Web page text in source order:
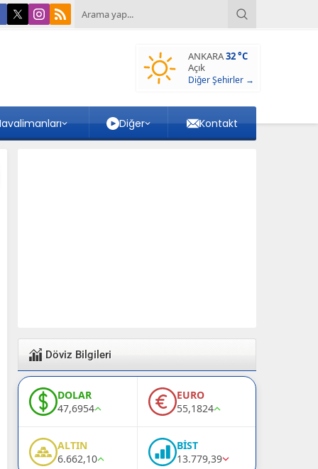
ANKARA32 °C
Açık
Diğer Şehirler →
Diğer Kontakt
Döviz Bilgileri
DOLAR
47,6954
EURO
55,1824
ALTIN
6.662,10
BİST
13.779,39